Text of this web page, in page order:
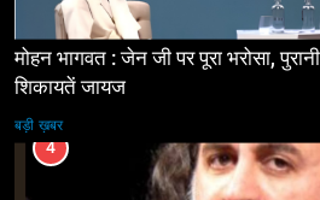
मोहन भागवत : जेन जी पर पूरा भरोसा,
शिकायतें जायज
बड़ी ख़बर
4